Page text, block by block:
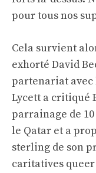
pour tous nos
Cela survient
exhorté David
partenariat avec
Lycett a critiqué
parrainage de
le Qatar et a
sterling de son
caritatives